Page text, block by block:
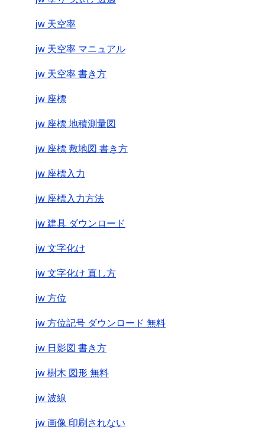
jw 天空率
jw 天空率 マニュアル
jw 天空率 書き方
jw 座標
jw 座標 地積測量図
jw 座標 敷地図 書き方
jw 座標入力
jw 座標入力方法
jw 建具 ダウンロード
jw 文字化け
jw 文字化け 直し方
jw 方位
jw 方位記号 ダウンロード 無料
jw 日影図 書き方
jw 樹木 図形 無料
jw 波線
jw 画像 印刷されない